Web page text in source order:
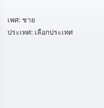
เพศ: ชาย
ประเทศ: เลือกประเทศ